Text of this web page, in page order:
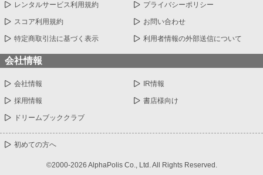
レンタルサービス利用規約 プライバシーポリシー
スコア利用規約 お問い合わせ
特定商取引法に基づく表示 利用者情報の外部送信について
会社情報
会社情報 IR情報
採用情報 書店様向け
ドリームブッククラブ
初めての方へ
©2000-2026 AlphaPolis Co., Ltd. All Rights Reserved.